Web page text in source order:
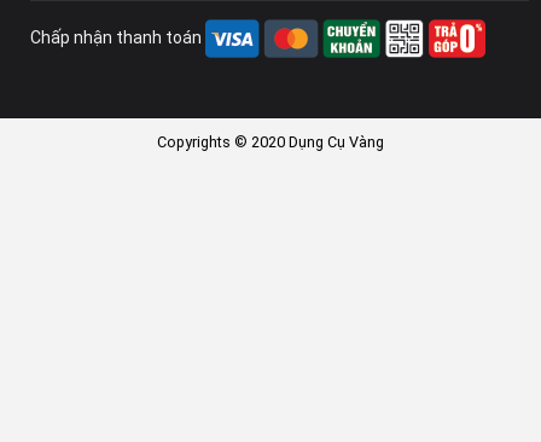
Chấp nhận thanh toán
Copyrights © 2020 Dụng Cụ Vàng